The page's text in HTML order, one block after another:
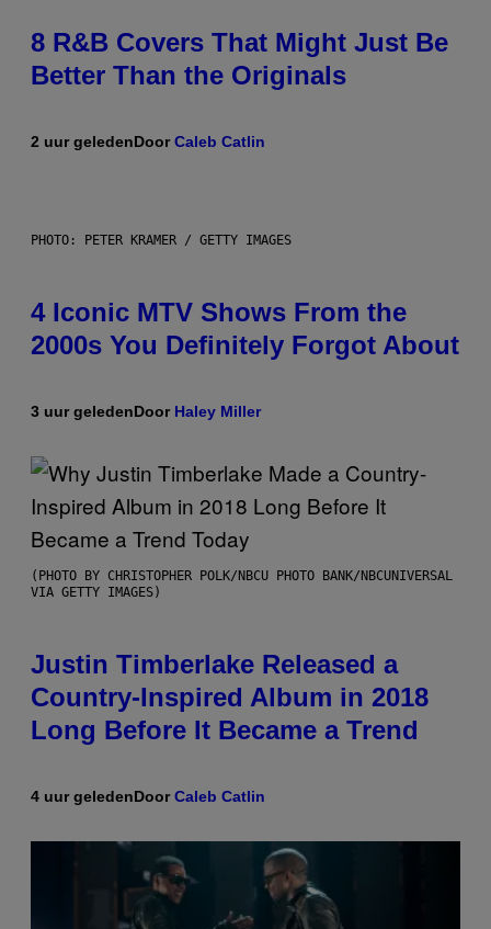
8 R&B Covers That Might Just Be
Better Than the Originals
2 uur geledenDoorCaleb Catlin
PHOTO: PETER KRAMER / GETTY IMAGES
4 Iconic MTV Shows From the
2000s You Definitely Forgot About
3 uur geledenDoor Haley Miller
(PHOTO BY CHRISTOPHER POLK/NBCU PHOTO BANK/NBCUNIVERSAL
VIA GETTY IMAGES)
Justin Timberlake Released a
Country-Inspired Album in 2018
Long Before It Became a Trend
4 uur geledenDoorCaleb Catlin